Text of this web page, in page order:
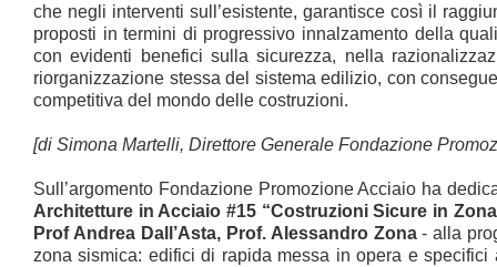
che negli interventi sull’esistente, garantisce così il
proposti in termini di progressivo innalzamento della
con evidenti benefici sulla sicurezza, nella
riorganizzazione stessa del sistema edilizio, con
competitiva del mondo delle costruzioni.
[di Simona Martelli, Direttore Generale Fondazione
Sull’argomento Fondazione Promozione Acciaio ha
Architetture in Acciaio #15 “Costruzioni Sicure in
Prof Andrea Dall’Asta, Prof. Alessandro Zona- alla
zona sismica: edifici di rapida messa in opera e specifici